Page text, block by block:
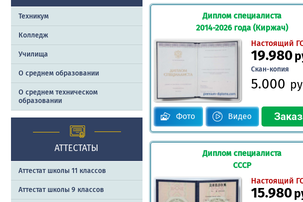
Техникум
Колледж
Училища
О среднем образовании
О среднем техническом
образовании
АТТЕСТАТЫ
Аттестат школы 11 классов
Аттестат школы 9 классов
Диплом специалиста
2014-2026 года (Киржач)
Настоящий
19.980
Скан-копия
5.000
Фото Видео
Диплом специалиста
СССР
Настоящий
15.980